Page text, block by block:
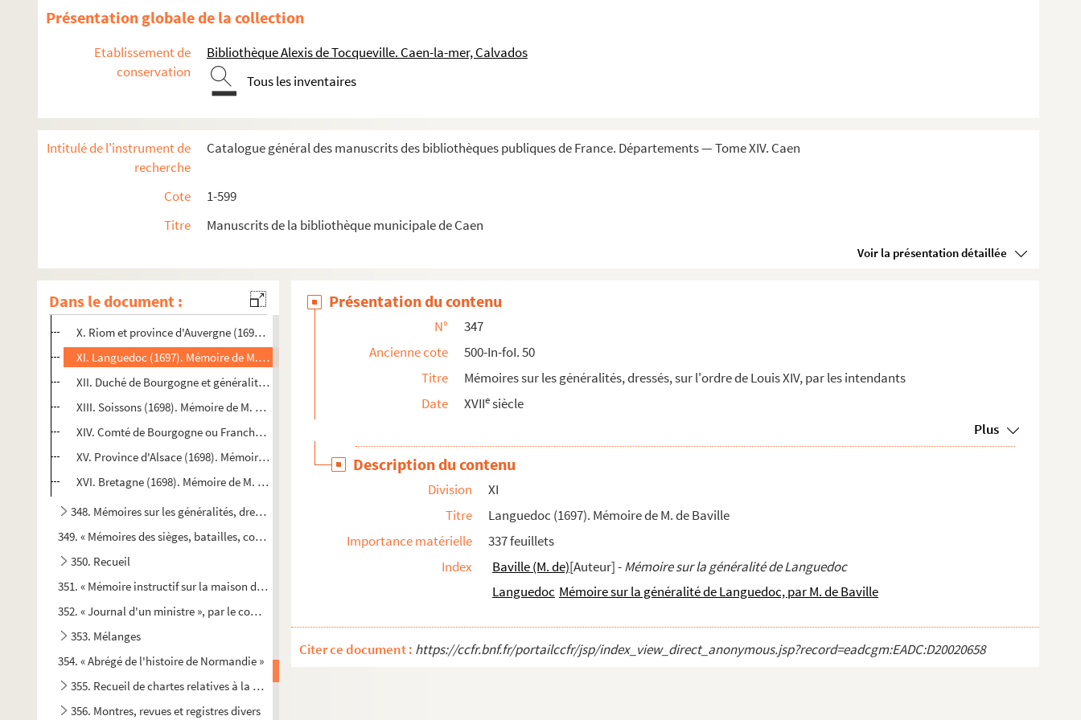
Présentation globale de la collection
Etablissement de
conservation
Bibliothèque Alexis de Tocqueville. Caen-la-mer, Calvados
Tous les inventaires
Intitulé de l'instrument de
recherche
Catalogue général des manuscrits des bibliothèques publiques de France. Départements — Tome XIV. Caen
Cote
1-599
Titre
Manuscrits de la bibliothèque municipale de Caen
Voir la présentation détaillée
Dans le document :
345. Généalogie et histoire des rois de France
346. « Recueil de diverses pièces du [corr.contre le] cardinal de Richelieu, tant en vers qu'en prose, e...
347. Mémoires sur les généralités, dressés, sur l'ordre de Louis XIV, par les intendants
II. Caen. Mémoire de Nicolas-Joseph Foucault, qui fut intendant de Caen, de 1689 à 1706
III. Champagne (1698). Mémoire de MM. Larcher et de Pommereux
VI. Provence (1698). Mémoire de M. Le Bret
VIII. Flandre Flamingante — Pays de Lorraine et Barrois
IX. Paris (1700). Mémoire de M. Bignon
X. Riom et province d'Auvergne (1699). Mémoire de M. d'Ormesson
XI. Languedoc (1697). Mémoire de M. de Baville
XII. Duché de Bourgogne et généralité de Dijon (1700). Mémoire de M. Ferrand
XIII. Soissons (1698). Mémoire de M. Sanson
XIV. Comté de Bourgogne ou Franche-Comté
XV. Province d'Alsace (1698). Mémoire de M. de La Grange
XVI. Bretagne (1698). Mémoire de M. de Nointel
348. Mémoires sur les généralités, dressés sur l'ordre de Louis XIV, par les intendants
349. « Mémoires des sièges, batailles, combats qui se sont faits durant l'existence de Louis XIV, par le ...
350. Recueil
351. « Mémoire instructif sur la maison de M
352. « Journal d'un ministre », par le comte de Guernon-Ranville
353. Mélanges
354. « Abrégé de l'histoire de Normandie »
355. Recueil de chartes relatives à la Normandie
356. Montres, revues et registres divers
Présentation du contenu
N°
347
Ancienne cote
500-In-foI. 50
Titre
Mémoires sur les généralités, dressés, sur l'ordre de Louis XIV, par les intendants
Date
XVIIesiècle
Plus
Description du contenu
Division
XI
Titre
Languedoc (1697). Mémoire de M. de Baville
Importance matérielle
337 feuillets
Index
Baville (M. de)[Auteur]-Mémoire sur la généralité de Languedoc
Languedoc Mémoire sur la généralité de Languedoc, par M. de Baville
Citer ce document : https://ccfr.bnf.fr/portailccfr/jsp/index_view_direct_anonymous.jsp?record=eadcgm:EADC:D20020658